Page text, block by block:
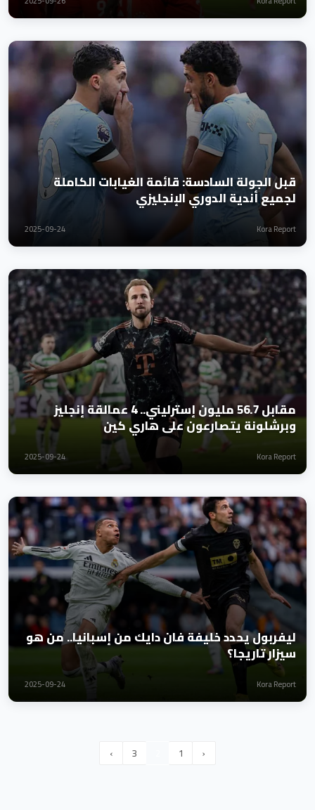
قبل الجولة السادسة: قائمة الغيابات الكاملة
لجميع أندية الدوري الإنجليزي
Kora Report
2025-09-24
مقابل 56.7 مليون إسترليني.. 4 عمالقة إنجليز
وبرشلونة يتصارعون على هاري كين
Kora Report
2025-09-24
ليفربول يحدد خليفة فان دايك من إسبانيا.. من هو
سيزار تاريجا؟
Kora Report
2025-09-24
‹
1
3
›